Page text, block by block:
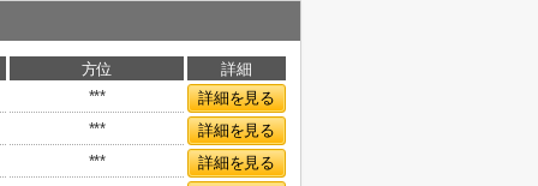
方位
詳細
***
詳細を見る
***
詳細を見る
***
詳細を見る